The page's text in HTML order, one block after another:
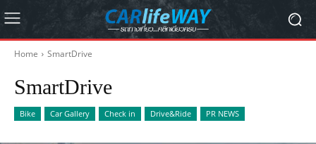
Home SmartDrive
SmartDrive
Bike Car Gallery Check in Drive&Ride PR NEWS